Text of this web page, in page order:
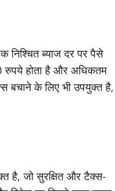
निश्चित ब्याज दर पर पैसे
रुपये होता है और अधिकतम
बचाने के लिए भी उपयुक्त है,
है, जो सुरक्षित और टैक्स-